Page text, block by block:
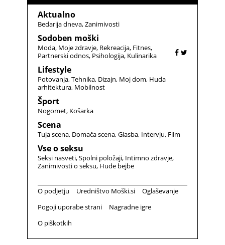
Aktualno
Bedarija dneva Zanimivosti
Sodoben moški
Moda Moje zdravje Rekreacija Fitnes
Partnerski odnos Psihologija Kulinarika
Lifestyle
Potovanja Tehnika Dizajn Moj dom Huda
arhitektura Mobilnost
Šport
Nogomet Košarka
Scena
Tuja scena Domača scena Glasba Intervju Film
Vse o seksu
Seksi nasveti Spolni položaji Intimno zdravje
Zanimivosti o seksu Hude bejbe
O podjetju Uredništvo Moški.si
Oglaševanje
Pogoji uporabe strani
Nagradne igre
O piškotkih